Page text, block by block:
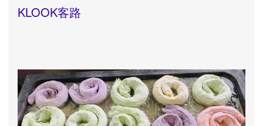
KLOOK客路